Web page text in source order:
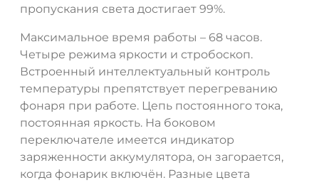
пропускания света достигает 99%.
Максимальное время работы – 68 часов.
Четыре режима яркости и стробоскоп.
Встроенный интеллектуальный контроль
температуры препятствует перегреванию
фонаря при работе. Цепь постоянного тока,
постоянная яркость. На боковом
переключателе имеется индикатор
заряженности аккумулятора, он загорается,
когда фонарик включён. Разные цвета
ДА НЕТ